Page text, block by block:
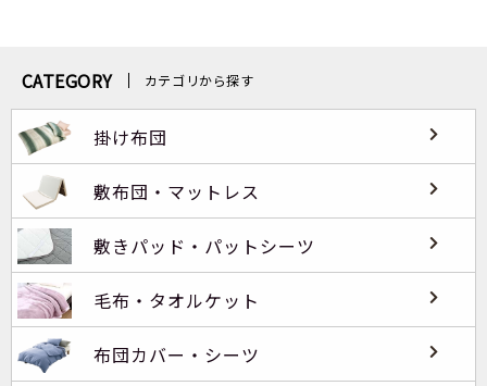
CATEGORY カテゴリから探す
掛け布団
敷布団・マットレス
敷きパッド・パットシーツ
毛布・タオルケット
布団カバー・シーツ